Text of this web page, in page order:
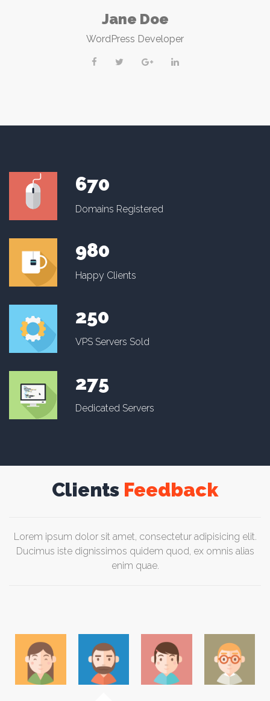
Jane Doe
WordPress Developer
670
Domains Registered
980
Happy Clients
250
VPS Servers Sold
275
Dedicated Servers
Clients Feedback
Lorem ipsum dolor sit amet, consectetur adipisicing elit.
Ducimus iste dignissimos quidem quod, ex omnis alias
enim quae.